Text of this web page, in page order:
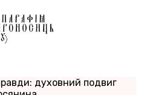
духовний подвиг